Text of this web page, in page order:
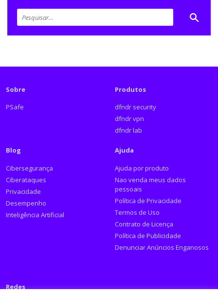
Sobre
PSafe
Produtos
dfndr security
dfndr vpn
dfndr lab
Blog
Cibersegurança
Ciberataques
Privacidade
Desempenho
Inteligência Artificial
Ajuda
Ajuda por produto
Nao venda meus dados
pessoais
Política de Privacidade
Termos de Uso
Contrato de Licença
Política de Publicidade
Denunciar Anúncios Enganosos
Redes